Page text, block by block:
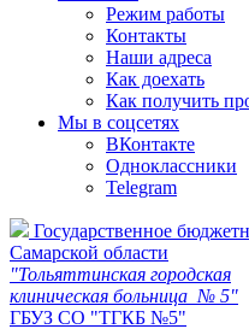
Режим работы
Контакты
Наши адреса
Как доехать
Как получить
Мы в соцсетях
ВКонтакте
Одноклассники
Telegram
Государственное
Самарской области
"Тольяттинская городская
клиническая больница № 5"
ГБУЗ СО "ТГКБ №5"